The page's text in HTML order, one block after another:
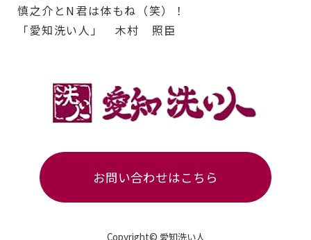
慎之介とN君は体もね（笑）！
「愛知洗い人」 木村 照臣
お問い合わせはこちら
Copyright© 愛知洗い人